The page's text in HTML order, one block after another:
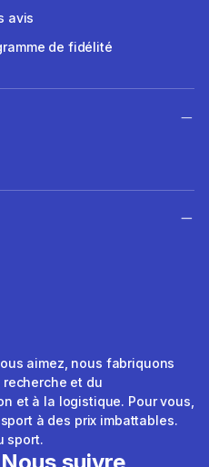
avis
de fidélité
aimez, nous fabriquons
et du
et à la logistique. Pour vous,
à des prix imbattables.
sport.